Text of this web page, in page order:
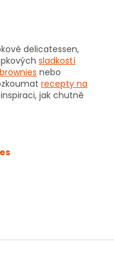
delicatessen,
sladkostí
brownies nebo
recepty na
jak chutně